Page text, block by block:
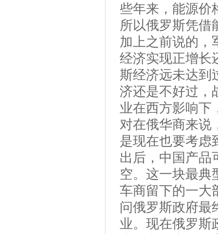
些年来，能源价
所以俄罗斯凭借
加上之前说的，
经济实现正增长
斯经济远未达到
济还是不好过，
业在西方影响下
对在俄华商来说
是现在也要考虑
出后，中国产品
空。这一块最典
车商留下的一大
问俄罗斯政府最
业。现在俄罗斯